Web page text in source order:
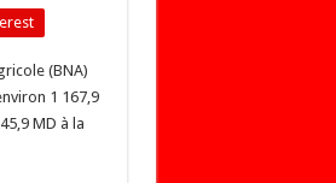
(BNA)
1 167,9
MD à la